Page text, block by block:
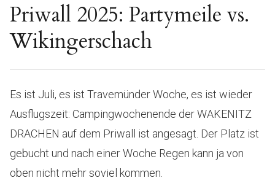
Priwall 2025: Partymeile vs.
Wikingerschach
Es ist Juli, es ist Travemünder Woche, es ist wieder
Ausflugszeit: Campingwochenende der WAKENITZ
DRACHEN auf dem Priwall ist angesagt. Der Platz ist
gebucht und nach einer Woche Regen kann ja von
oben nicht mehr soviel kommen.